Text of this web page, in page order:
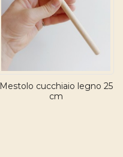
Mestolo cucchiaio legno 25
cm